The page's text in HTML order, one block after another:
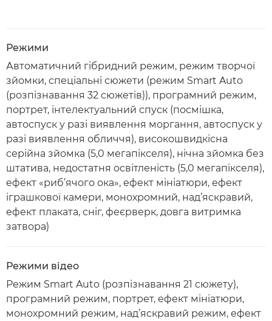
Режими
Автоматичний гібридний режим, режим творчої
зйомки, спеціальні сюжети (режим Smart Auto
(розпізнавання 32 сюжетів)), програмний режим,
портрет, інтелектуальний спуск (посмішка,
автоспуск у разі виявлення моргання, автоспуск у
разі виявлення обличчя), високошвидкісна
серійна зйомка (5,0 мегапікселя), нічна зйомка без
штатива, недостатня освітленість (5,0 мегапікселя),
ефект «риб’ячого ока», ефект мініатюри, ефект
іграшкової камери, монохромний, над’яскравий,
ефект плаката, сніг, феєрверк, довга витримка
затвора)
Режими відео
Режим Smart Auto (розпізнавання 21 сюжету),
програмний режим, портрет, ефект мініатюри,
монохромний режим, над’яскравий режим, ефект